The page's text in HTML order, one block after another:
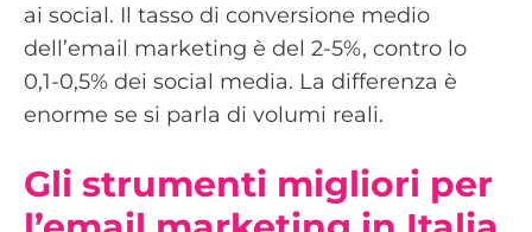
ai social. Il tasso di conversione medio
dell’email marketing è del 2-5%, contro lo
0,1-0,5% dei social media. La differenza è
enorme se si parla di volumi reali.
Gli strumenti migliori per